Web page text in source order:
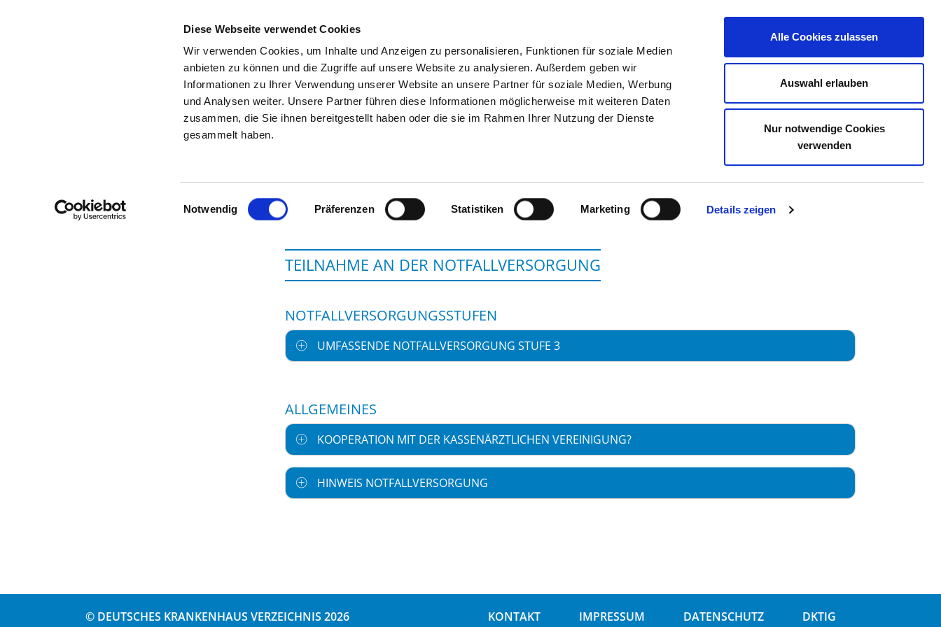
Diese Webseite verwendet Cookies
Wir verwenden Cookies, um Inhalte und Anzeigen zu personalisieren, Funktionen für soziale Medien
anbieten zu können und die Zugriffe auf unsere Website zu analysieren. Außerdem geben wir
Informationen zu Ihrer Verwendung unserer Website an unsere Partner für soziale Medien, Werbung
und Analysen weiter. Unsere Partner führen diese Informationen möglicherweise mit weiteren Daten
zusammen, die Sie ihnen bereitgestellt haben oder die sie im Rahmen Ihrer Nutzung der Dienste
gesammelt haben.
Einwilligungsauswahl
Notwendig Präferenzen Statistiken Marketing Details zeigen
Alle Cookies zulassen
Auswahl erlauben
Nur notwendige Cookies
verwenden
SUCHEN TIPPS & HILFE DAS DKV STELLENBÖRSE KONTAKT IHRE MEINUNG
Zur Krankenhaus-Startseite
TEILNAHME AN DER NOTFALLVERSORGUNG
NOTFALLVERSORGUNGSSTUFEN
UMFASSENDE NOTFALLVERSORGUNG STUFE 3
ALLGEMEINES
KOOPERATION MIT DER KASSENÄRZTLICHEN VEREINIGUNG?
HINWEIS NOTFALLVERSORGUNG
© DEUTSCHES KRANKENHAUS VERZEICHNIS 2026 KONTAKT IMPRESSUM DATENSCHUTZ DKTIG